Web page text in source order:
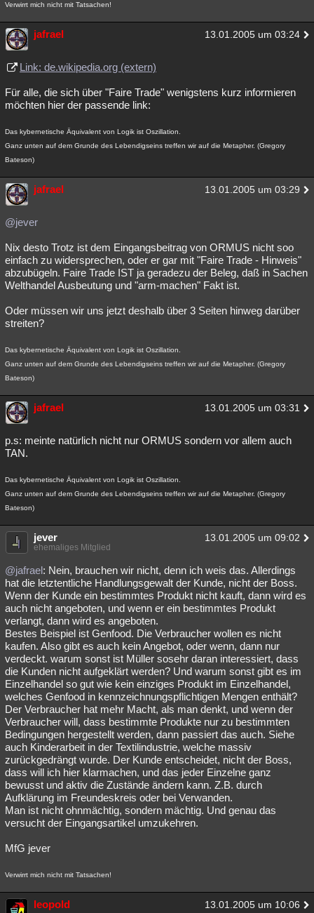
Verwirrt mich nicht mit Tatsachen!
jafrael 13.01.2005 um 03:24
Link: de.wikipedia.org (extern)
Für alle, die sich über "Faire Trade" wenigstens kurz informieren
möchten hier der passende link:
Das kybernetische Äquivalent von Logik ist Oszillation.
Ganz unten auf dem Grunde des Lebendigseins treffen wir auf die Metapher. (Gregory
Bateson)
jafrael 13.01.2005 um 03:29
@jever
Nix desto Trotz ist dem Eingangsbeitrag von ORMUS nicht soo
einfach zu widersprechen, oder er gar mit "Faire Trade - Hinweis"
abzubügeln. Faire Trade IST ja geradezu der Beleg, daß in Sachen
Welthandel Ausbeutung und "arm-machen" Fakt ist.
Oder müssen wir uns jetzt deshalb über 3 Seiten hinweg darüber
streiten?
Das kybernetische Äquivalent von Logik ist Oszillation.
Ganz unten auf dem Grunde des Lebendigseins treffen wir auf die Metapher. (Gregory
Bateson)
jafrael 13.01.2005 um 03:31
p.s: meinte natürlich nicht nur ORMUS sondern vor allem auch
TAN.
Das kybernetische Äquivalent von Logik ist Oszillation.
Ganz unten auf dem Grunde des Lebendigseins treffen wir auf die Metapher. (Gregory
Bateson)
jever 13.01.2005 um 09:02
ehemaliges Mitglied
@jafrael: Nein, brauchen wir nicht, denn ich weis das. Allerdings
hat die letztentliche Handlungsgewalt der Kunde, nicht der Boss.
Wenn der Kunde ein bestimmtes Produkt nicht kauft, dann wird es
auch nicht angeboten, und wenn er ein bestimmtes Produkt
verlangt, dann wird es angeboten.
Bestes Beispiel ist Genfood. Die Verbraucher wollen es nicht
kaufen. Also gibt es auch kein Angebot, oder wenn, dann nur
verdeckt. warum sonst ist Müller sosehr daran interessiert, dass
die Kunden nicht aufgeklärt werden? Und warum sonst gibt es im
Einzelhandel so gut wie kein einziges Produkt im Einzelhandel,
welches Genfood in kennzeichnungspflichtigen Mengen enthält?
Der Verbraucher hat mehr Macht, als man denkt, und wenn der
Verbraucher will, dass bestimmte Produkte nur zu bestimmten
Bedingungen hergestellt werden, dann passiert das auch. Siehe
auch Kinderarbeit in der Textilindustrie, welche massiv
zurückgedrängt wurde. Der Kunde entscheidet, nicht der Boss,
dass will ich hier klarmachen, und das jeder Einzelne ganz
bewusst und aktiv die Zustände ändern kann. Z.B. durch
Aufklärung im Freundeskreis oder bei Verwanden.
Man ist nicht ohnmächtig, sondern mächtig. Und genau das
versucht der Eingangsartikel umzukehren.
MfG jever
Verwirrt mich nicht mit Tatsachen!
leopold 13.01.2005 um 10:06